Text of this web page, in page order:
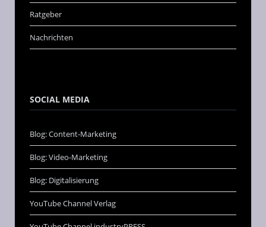
Ratgeber
Nachrichten
SOCIAL MEDIA
Blog: Content-Marketing
Blog: Video-Marketing
Blog: Digitalisierung
YouTube Channel Verlag